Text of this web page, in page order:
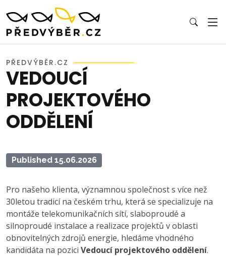
PŘEDVÝBĚR.CZ
VEDOUCÍ
PROJEKTOVÉHO
ODDĚLENÍ
Published 15.06.2026
Pro našeho klienta, významnou společnost s více než
30letou tradicí na českém trhu, která se specializuje na
montáže telekomunikačních sítí, slaboproudé a
silnoproudé instalace a realizace projektů v oblasti
obnovitelných zdrojů energie, hledáme vhodného
kandidáta na pozici Vedoucí projektového oddělení.